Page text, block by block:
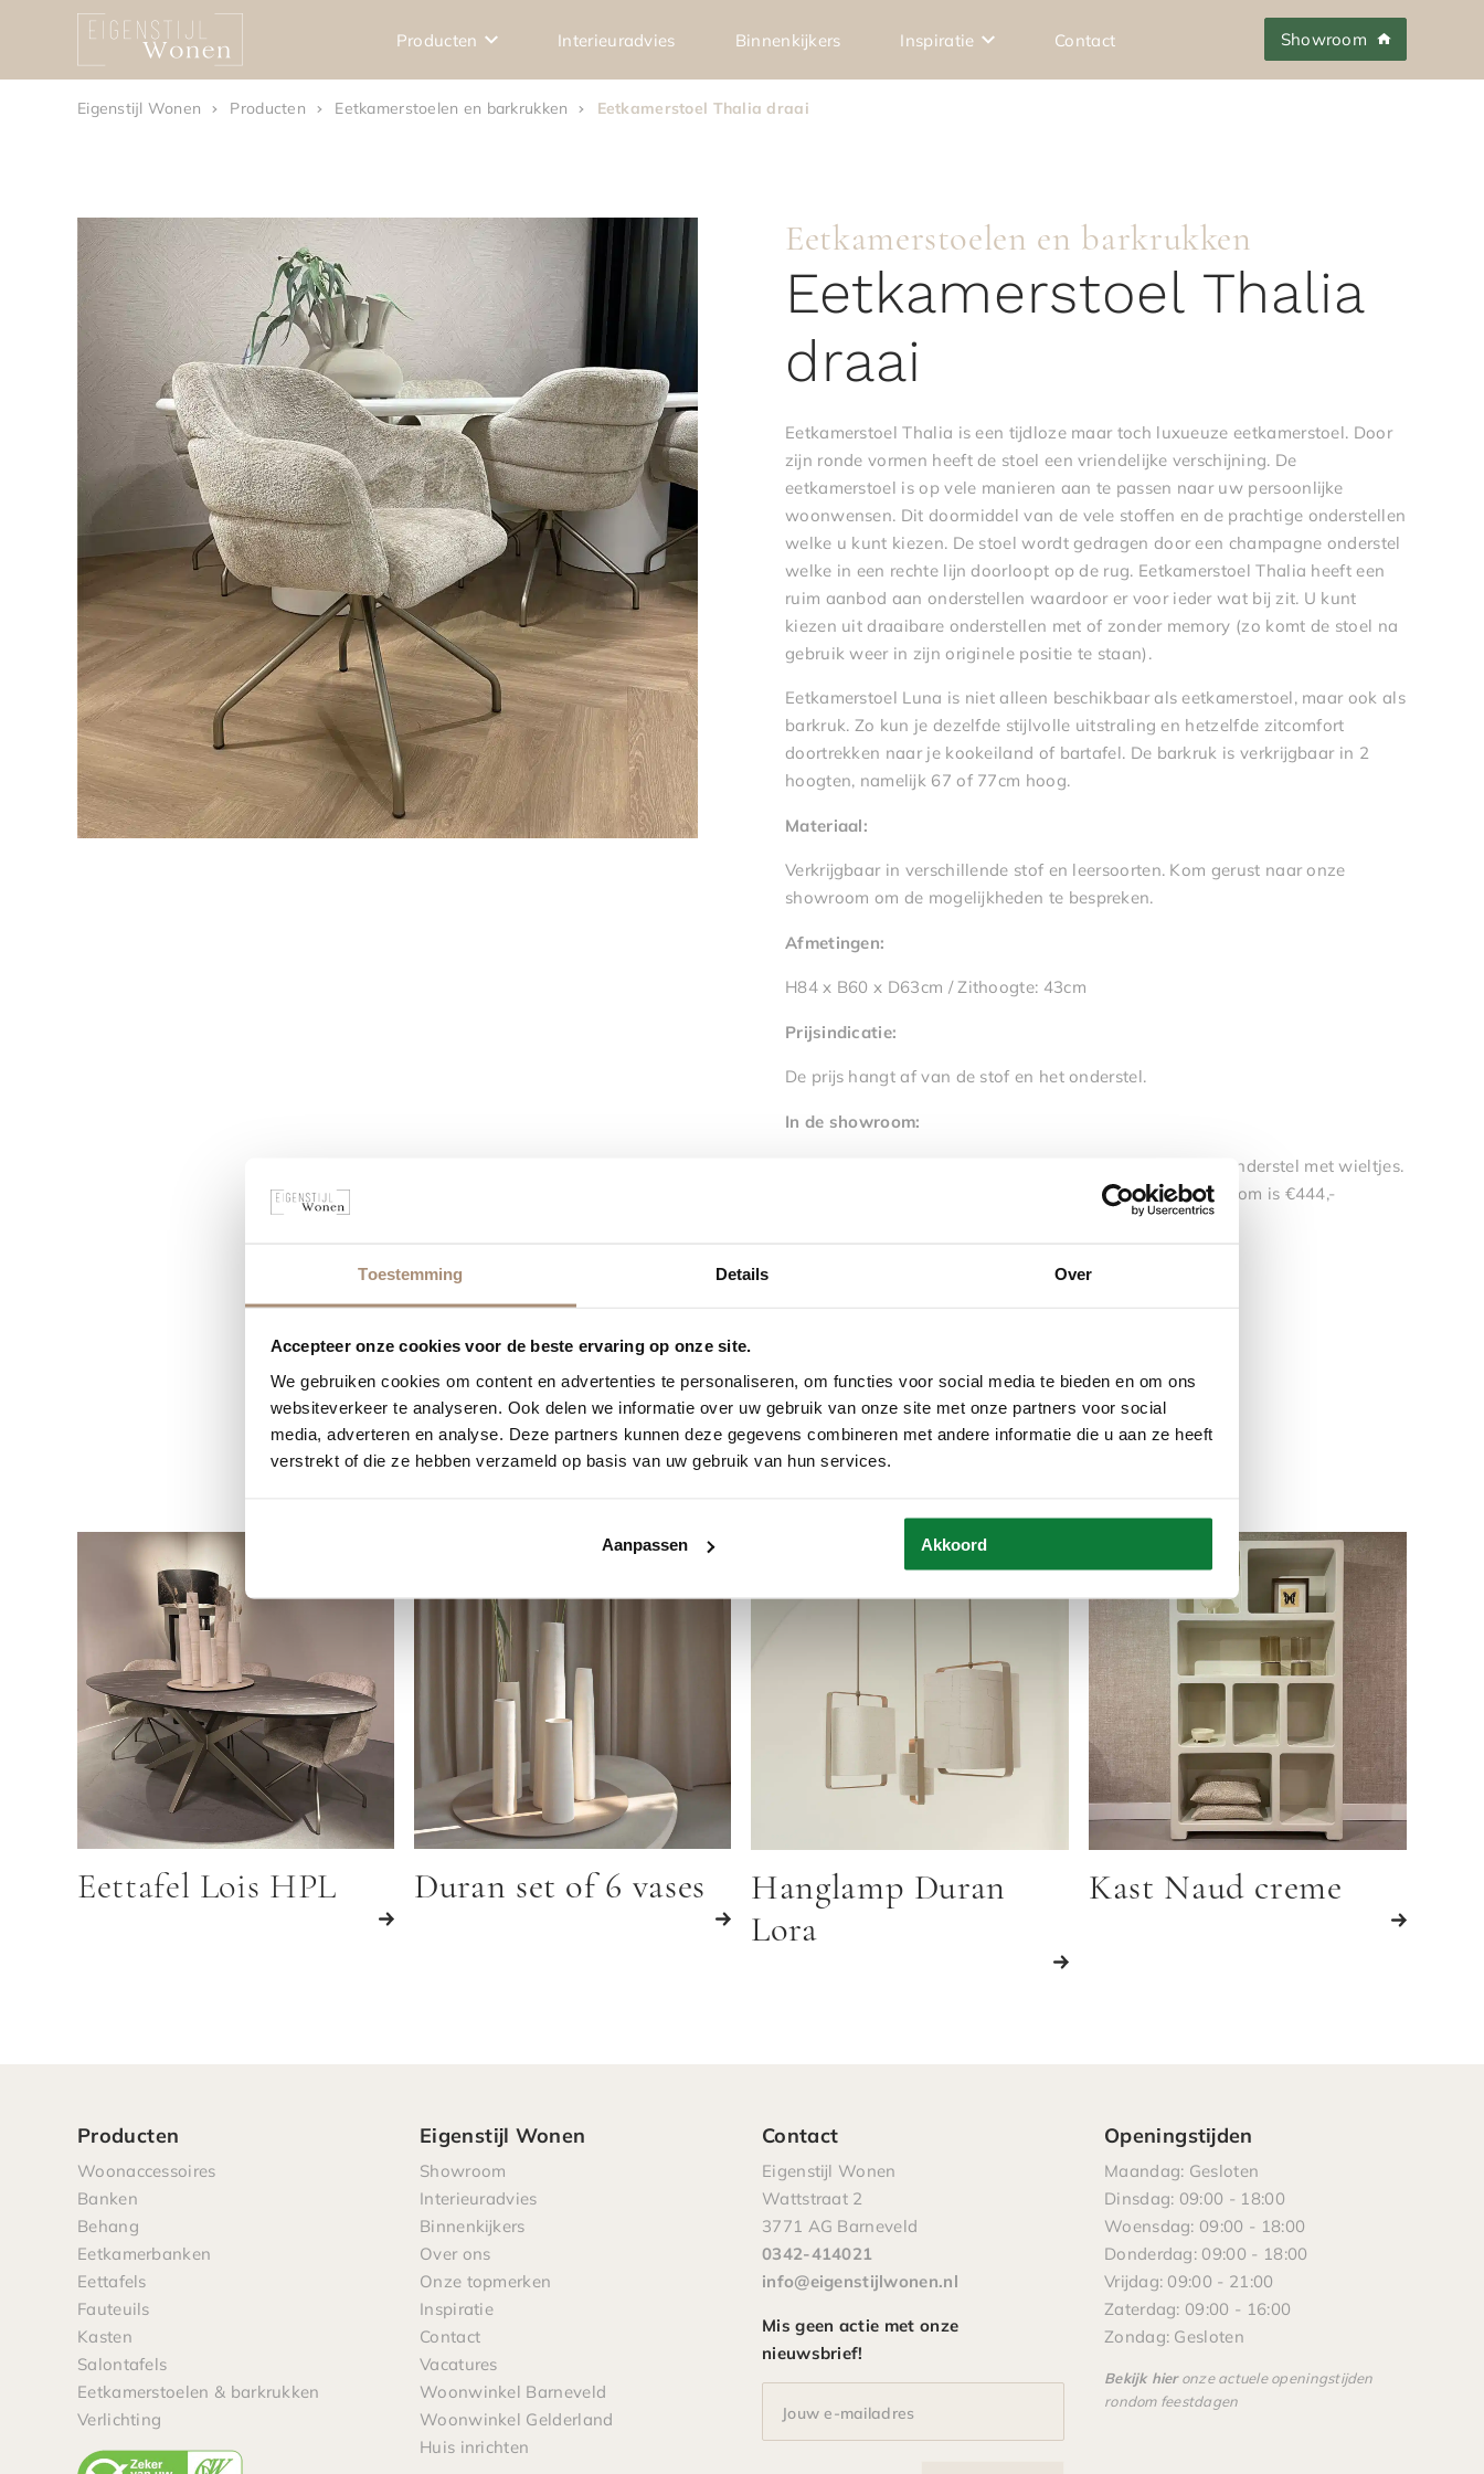
Toestemming Details Over
Accepteer onze cookies voor de beste ervaring op onze site.
We gebruiken cookies om content en advertenties te personaliseren, om functies voor social media te bieden en om ons
websiteverkeer te analyseren. Ook delen we informatie over uw gebruik van onze site met onze partners voor social
media, adverteren en analyse. Deze partners kunnen deze gegevens combineren met andere informatie die u aan ze heeft
verstrekt of die ze hebben verzameld op basis van uw gebruik van hun services.
Aanpassen Akkoord
Producten Interieuradvies Binnenkijkers Inspiratie Contact Showroom
Eigenstijl Wonen Producten Eetkamerstoelen en barkrukken Eetkamerstoel Thalia draai
Eetkamerstoelen en barkrukken
Eetkamerstoel Thalia
draai
Eetkamerstoel Thalia is een tijdloze maar toch luxueuze eetkamerstoel. Door
zijn ronde vormen heeft de stoel een vriendelijke verschijning. De
eetkamerstoel is op vele manieren aan te passen naar uw persoonlijke
woonwensen. Dit doormiddel van de vele stoffen en de prachtige onderstellen
welke u kunt kiezen. De stoel wordt gedragen door een champagne onderstel
welke in een rechte lijn doorloopt op de rug. Eetkamerstoel Thalia heeft een
ruim aanbod aan onderstellen waardoor er voor ieder wat bij zit. U kunt
kiezen uit draaibare onderstellen met of zonder memory (zo komt de stoel na
gebruik weer in zijn originele positie te staan).
Eetkamerstoel Luna is niet alleen beschikbaar als eetkamerstoel, maar ook als
barkruk. Zo kun je dezelfde stijlvolle uitstraling en hetzelfde zitcomfort
doortrekken naar je kookeiland of bartafel. De barkruk is verkrijgbaar in 2
hoogten, namelijk 67 of 77cm hoog.
Materiaal:
Verkrijgbaar in verschillende stof en leersoorten. Kom gerust naar onze
showroom om de mogelijkheden te bespreken.
Afmetingen:
H84 x B60 x D63cm / Zithoogte: 43cm
Prijsindicatie:
De prijs hangt af van de stof en het onderstel.
In de showroom:
Wij hebben de eetkamerstoel staan met een beige vast onderstel met wieltjes.
In de stof: Bergen 902, Onderstel A. De prijs in de showroom is €444,-
Combineer dit product met:
Eettafel Lois HPL Duran set of 6 vases
Hanglamp Duran
Lora
Kast Naud creme
Producten
Woonaccessoires
Banken
Behang
Eetkamerbanken
Eettafels
Fauteuils
Kasten
Salontafels
Eetkamerstoelen & barkrukken
Verlichting
Eigenstijl Wonen
Showroom
Interieuradvies
Binnenkijkers
Over ons
Onze topmerken
Inspiratie
Contact
Vacatures
Woonwinkel Barneveld
Woonwinkel Gelderland
Huis inrichten
Contact
Eigenstijl Wonen
Wattstraat 2
3771 AG Barneveld
0342-414021
info@eigenstijlwonen.nl
Mis geen actie met onze
nieuwsbrief!
Jouw e-mailadres
Openingstijden
Maandag: Gesloten
Dinsdag: 09:00 - 18:00
Woensdag: 09:00 - 18:00
Donderdag: 09:00 - 18:00
Vrijdag: 09:00 - 21:00
Zaterdag: 09:00 - 16:00
Zondag: Gesloten
Bekijk hieronze actuele openingstijden
rondom feestdagen